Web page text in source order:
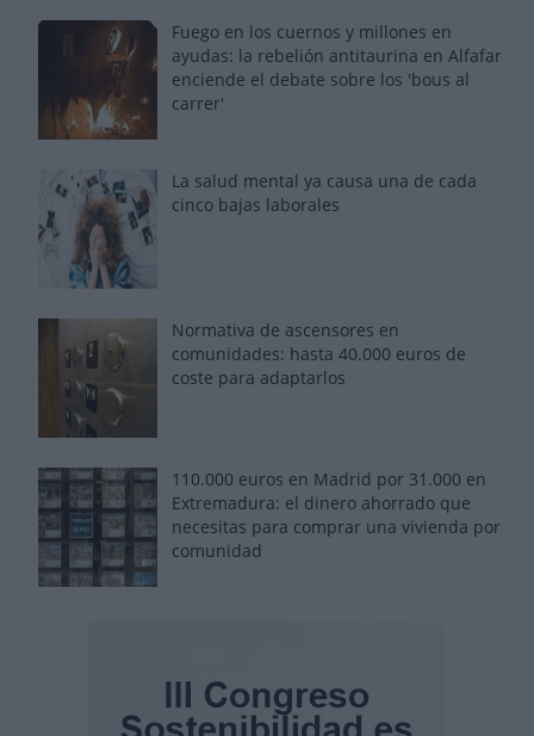
Fuego en los cuernos y millones en
ayudas: la rebelión antitaurina en Alfafar
enciende el debate sobre los 'bous al
carrer'
La salud mental ya causa una de cada
cinco bajas laborales
Normativa de ascensores en
comunidades: hasta 40.000 euros de
coste para adaptarlos
110.000 euros en Madrid por 31.000 en
Extremadura: el dinero ahorrado que
necesitas para comprar una vivienda por
comunidad